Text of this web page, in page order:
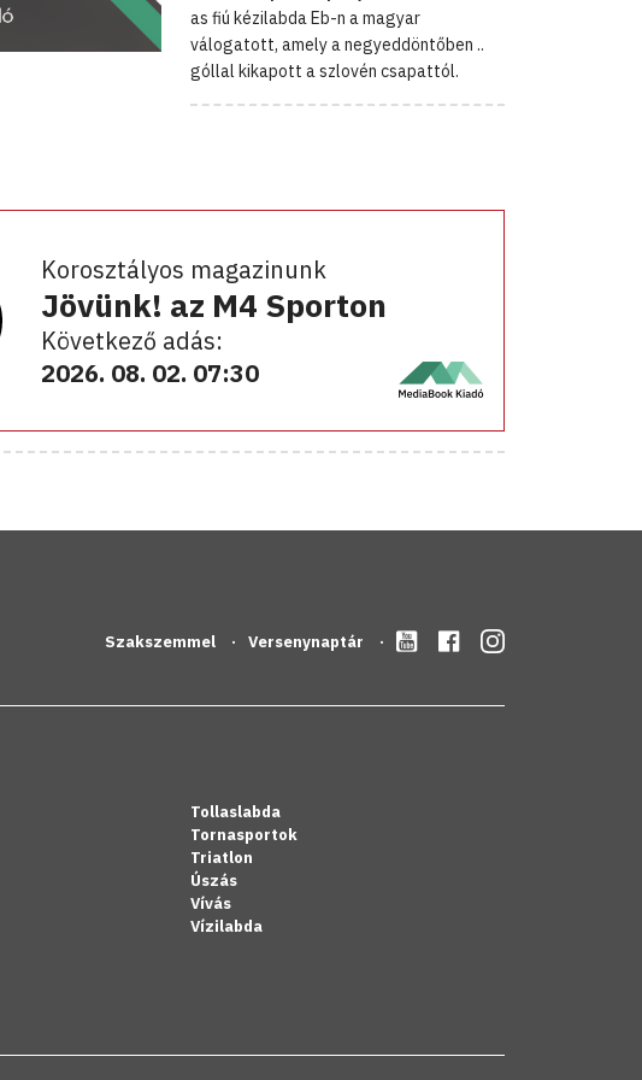
as fiú kézilabda Eb-n a magyar
válogatott, amely a negyeddöntőben ..
góllal kikapott a szlovén csapattól.
Korosztályos magazinunk
Jövünk! az M4 Sporton
Következő adás:
2026. 08. 02. 07:30
Szakszemmel Versenynaptár
Tollaslabda
Tornasportok
Triatlon
Úszás
Vívás
Vízilabda